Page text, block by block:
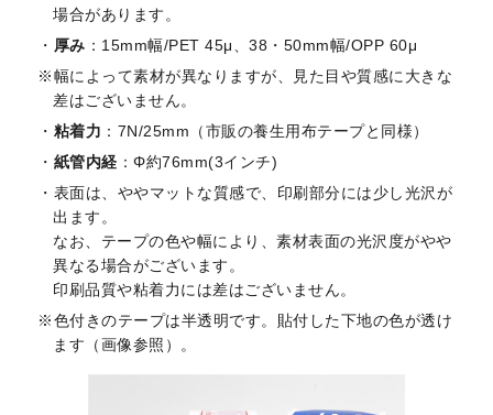
場合があります。
厚み ：15mm幅/PET 45μ、38・50mm幅/OPP 60μ
幅によって素材が異なりますが、見た目や質感に大きな
差はございません。
粘着力 ：7N/25mm（市販の養生用布テープと同様）
紙管内経 ：Φ約76mm(3インチ)
表面は、ややマットな質感で、印刷部分には少し光沢が
出ます。
なお、テープの色や幅により、素材表面の光沢度がやや
異なる場合がございます。
印刷品質や粘着力には差はございません。
色付きのテープは半透明です。貼付した下地の色が透け
ます（画像参照）。